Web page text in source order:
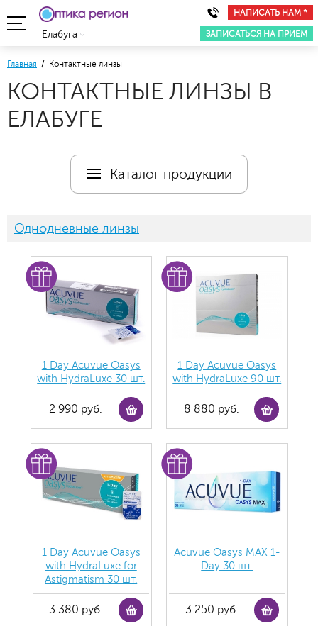
НАПИСАТЬ НАМ *
ЗАПИСАТЬСЯ НА ПРИЕМ
Елабуга
Главная / Контактные линзы
КОНТАКТНЫЕ ЛИНЗЫ В
ЕЛАБУГЕ
Каталог продукции
Однодневные линзы
1 Day Acuvue Oasys
with HydraLuxe 30 шт.
2 990 руб.
1 Day Acuvue Oasys
with HydraLuxe 90 шт.
8 880 руб.
1 Day Acuvue Oasys
with HydraLuxe for
Аstigmatism 30 шт.
3 380 руб.
Acuvue Oasys MAX 1-
Day 30 шт.
3 250 руб.